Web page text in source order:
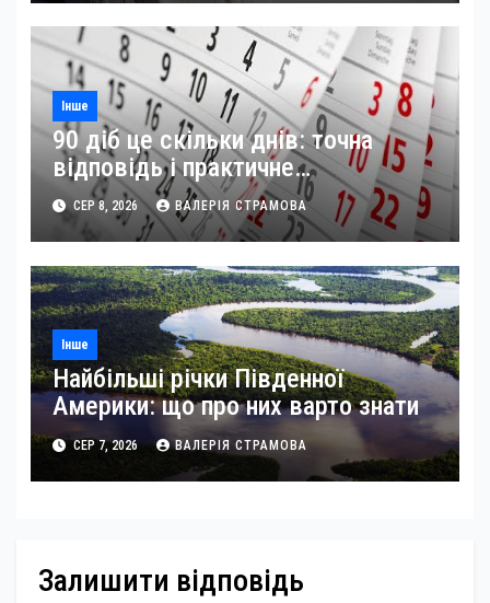
Інше
90 діб це скільки днів: точна
відповідь і практичне
застосування
СЕР 8, 2026 ВАЛЕРІЯ СТРАМОВА
Інше
Найбільші річки Південної
Америки: що про них варто знати
СЕР 7, 2026 ВАЛЕРІЯ СТРАМОВА
Залишити відповідь